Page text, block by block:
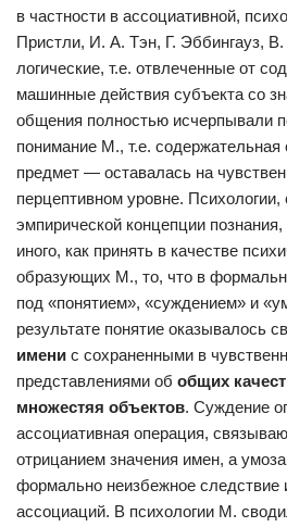
в частности в ассоциативной,
Пристли, И. А. Тэн, Г. Эббингауз,
логические, т.е. отвлеченные от
машинные действия субъекта со
общения полностью исчерпывали
понимание М., т.е.
предмет — оставалась на
перцептивном уровне.
эмпирической концепции
иного, как принять в качестве
образующих М., то, что в
под «понятием», «суждением» и
результате понятие оказывалось
имени с сохраненными в
представлениями об общих
множестяя объектов. Суждение
ассоциативная операция,
отрицанием значения имен, а
формально неизбежное следствие
ассоциаций. В психологии М.